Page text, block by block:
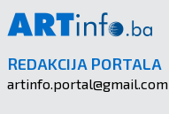
REDAKCIJA PORTALA
artinfo.portal@gmail.com